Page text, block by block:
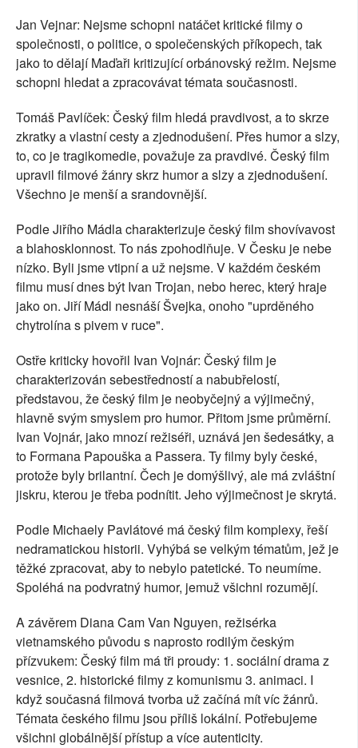
Jan Vejnar: Nejsme schopni natáčet kritické filmy o
společnosti, o politice, ospolečenských příkopech, tak
jako to dělají Maďaři kritizující orbánovský režim. Nejsme
schopni hledat a zpracovávat témata současnosti.
Tomáš Pavlíček: Český film hledá pravdivost, a to skrze
zkratky a vlastní cesty a zjednodušení. Přes humor a slzy,
to, co je tragikomedie, považuje za pravdivé. Český film
upravil filmové žánry skrz humor a slzy a zjednodušení.
Všechno je menší a srandovnější.
Podle Jiřího Mádla charakterizuje český film shovívavost
a blahosklonnost. To nás zpohodlňuje. V Česku je nebe
nízko. Byli jsme vtipní a už nejsme. V každémčeském
filmu musídnesbýt Ivan Trojan, nebo herec, který hraje
jako on. Jiří Mádl nesnáší Švejka, onoho "uprděného
chytrolína s pivem v ruce".
Ostře kriticky hovořil Ivan Vojnár: Český film je
charakterizován sebestředností a nabubřelostí,
představou, že český film je neobyčejný a výjimečný,
hlavně svým smyslem pro humor. Přitom jsme průměrní.
Ivan Vojnár, jako mnozí režiséři, uznává jen šedesátky, a
to Formana Papouška a Passera. Ty filmy byly české,
protože byly brilantní. Čech je domýšlivý, ale má zvláštní
jiskru, kterou je třeba podnítit. Jeho výjimečnost je skrytá.
Podle Michaely Pavlátové má český film komplexy, řeší
nedramatickou historii. Vyhýbá se velkým tématům, jež je
těžké zpracovat, aby to nebylo patetické. To neumíme.
Spoléhá na podvratný humor, jemuž všichni rozumějí.
A závěrem Diana Cam Van Nguyen, režisérka
vietnamského původu s naprosto rodilým českým
přízvukem: Český film má tři proudy: 1. sociální drama z
vesnice, 2. historické filmy z komunismu 3. animaci. I
když současná filmová tvorba už začíná mít víc žánrů.
Témata českého filmu jsou příliš lokální. Potřebujeme
všichni globálnější přístup a více autenticity.